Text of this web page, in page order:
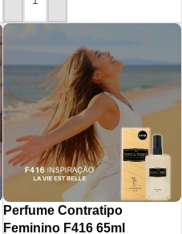
ADICIONAR AO CARRINHO
Perfume Contratipo
Feminino F416 65ml